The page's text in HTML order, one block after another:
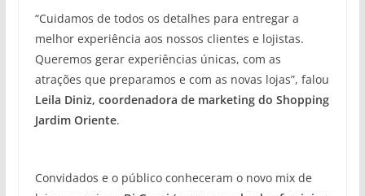
“Cuidamos de todos os detalhes para entregar a
melhor experiência aos nossos clientes e lojistas.
Queremos gerar experiências únicas, com as
atrações que preparamos e com as novas lojas”, falou
Leila Diniz, coordenadora de marketing do Shopping
Jardim Oriente.
Convidados e o público conheceram o novo mix de